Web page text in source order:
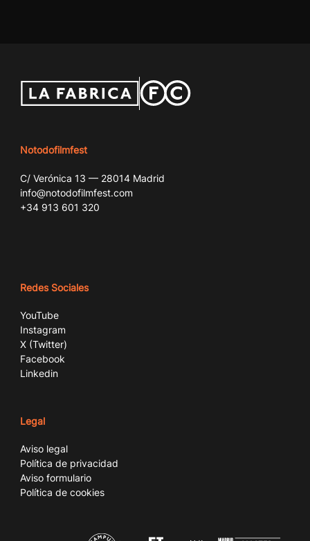
Notodofilmfest
C/ Verónica 13 — 28014 Madrid
info@notodofilmfest.com
+34 913 601 320
Redes Sociales
YouTube
Instagram
X (Twitter)
Facebook
Linkedin
Legal
Aviso legal
Política de privacidad
Aviso formulario
Política de cookies